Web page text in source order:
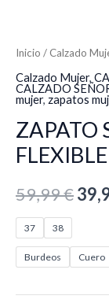
Inicio / Calzado
Calzado Mujer,
CALZADO
mujer, zapatos
ZAPATO
59,99€
37 38
Burdeos Cuero